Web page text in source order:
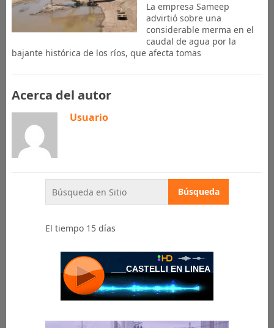
La empresa Sameep
advirtió sobre una
considerable merma en el
caudal de agua por la
bajante histórica de los ríos, que afecta tomas
Acerca del autor
Usuario
El tiempo 15 días